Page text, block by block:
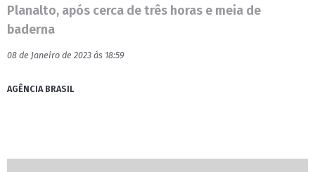
Planalto, após cerca de três horas e meia de
baderna
08 de Janeiro de 2023 às 18:59
AGÊNCIA BRASIL